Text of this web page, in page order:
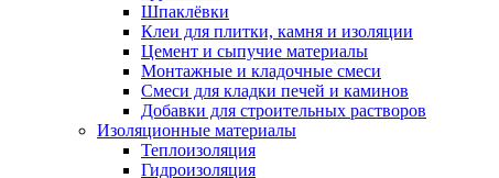
Шпаклёвки
Клеи для плитки, камня и изоляции
Цемент и сыпучие материалы
Монтажные и кладочные смеси
Смеси для кладки печей и каминов
Добавки для строительных растворов
Изоляционные материалы
Теплоизоляция
Гидроизоляция